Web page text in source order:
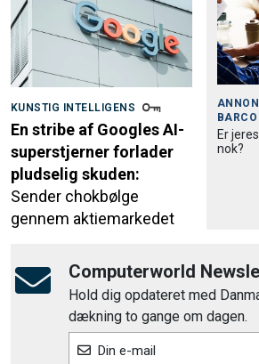
KUNSTIG INTELLIGENS
En stribe af Googles AI-
superstjerner forlader
pludselig skuden:
Sender chokbølge
gennem aktiemarkedet
BARCO
Er
nok?
Computerworld
Hold dig opdateret med
dækning to gange om dagen.
Din e-mail